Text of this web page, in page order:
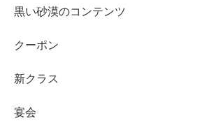
黒い砂漠のコンテンツ
クーポン
新クラス
宴会